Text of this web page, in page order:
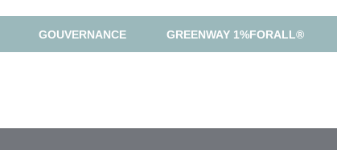
GOUVERNANCE GREENWAY 1%FORALL®